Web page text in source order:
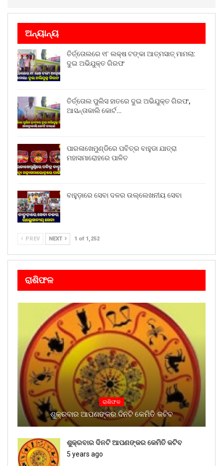
ଅନ୍ୟାନ୍ୟ
ତିର୍ତ୍ତୋଲରେ ୧୮ ଲକ୍ଷ ଟଙ୍କା ଆତ୍ମସାତ୍ ମାମଲା:
ଦୁଇ ଅଭିଯୁକ୍ତ ଗିରଫ
ତିର୍ତ୍ତୋଲ ପୁଲିସ ହାତରେ ଦୁଇ ଅଭିଯୁକ୍ତ ଗିରଫ,
ଆସନ୍ତାକାଲି କୋର୍ଟ…
ପାରଳାଖେମୁଣ୍ଡିରେ ପବିତ୍ର ବାହୁଡା ଯାତ୍ରା
ମହାସମାରୋହରେ ପାଳିତ
ବାହୁଡ଼ାରେ ସେବା ଦଳର ଉଲ୍ଲେଖନୀୟ ସେବା
PREV NEXT 1 of 1,252
ରାଶିଫଳ
ରାଶିଫଳ
ଶୁକ୍ରବାର ଆପଣଙ୍କର ଦିନଟି କେମିତି କଟିବ
ଶୁକ୍ରବାର ଦିନଟି ଆପଣଙ୍କର କେମିତି କଟିବ
5 years ago